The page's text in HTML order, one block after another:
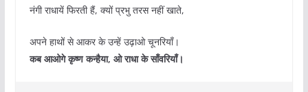
नंगी राधायें फिरती हैं, क्यों प्रभु तरस नहीं खाते,
अपने हाथों से आकर के उन्हें उढ़ाओ चूनरियाँ।
कब आओगे कृष्ण कन्हैया, ओ राधा के साँवरियाँ।